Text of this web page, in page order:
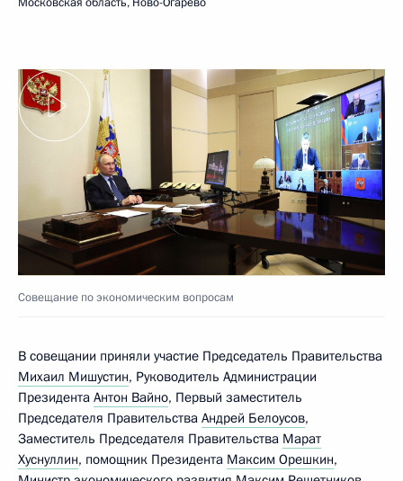
Совещание по экономическим вопросам
В совещании приняли участие Председатель Правительства
Михаил Мишустин, Руководитель Администрации
Президента Антон Вайно, Первый заместитель
Председателя Правительства Андрей Белоусов,
Заместитель Председателя Правительства Марат
Хуснуллин, помощник Президента Максим Орешкин,